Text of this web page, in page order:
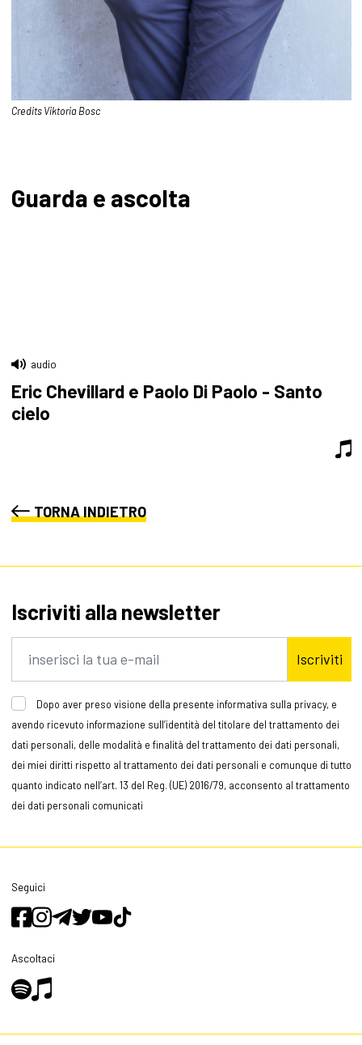
Credits Viktoria Bosc
Guarda e ascolta
audio
Eric Chevillard e Paolo Di Paolo - Santo
cielo
TORNA INDIETRO
Iscriviti alla newsletter
Iscriviti
Dopo aver preso visione della presente informativa sulla privacy, e
avendo ricevuto informazione sull’identità del titolare del trattamento dei
dati personali, delle modalità e finalità del trattamento dei dati personali,
dei miei diritti rispetto al trattamento dei dati personali e comunque di tutto
quanto indicato nell’art. 13 del Reg. (UE) 2016/79, acconsento al trattamento
dei dati personali comunicati
Seguici
Ascoltaci